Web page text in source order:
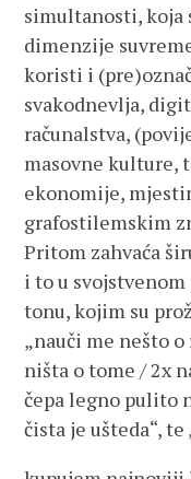
simultanosti, koja
dimenzije
koristi i
svakodnevlja,
računalstva,
masovne kulture,
ekonomije,
grafostilemskim
Pritom zahvaća
i to u
tonu, kojim su
„nauči me nešto
ništa o tome / 2x
čepa legno pulito
čista je ušteda“, te